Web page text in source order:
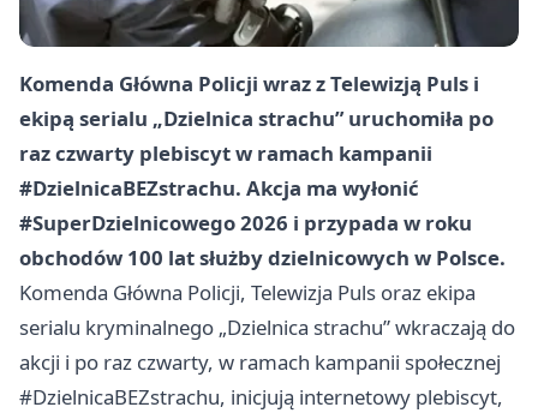
Komenda Główna Policji wraz z Telewizją Puls i
ekipą serialu „Dzielnica strachu” uruchomiła po
raz czwarty plebiscyt w ramach kampanii
#DzielnicaBEZstrachu. Akcja ma wyłonić
#SuperDzielnicowego 2026 i przypada w roku
obchodów 100 lat służby dzielnicowych w Polsce.
Komenda Główna Policji, Telewizja Puls oraz ekipa
serialu kryminalnego „Dzielnica strachu” wkraczają do
akcji i po raz czwarty, w ramach kampanii społecznej
#DzielnicaBEZstrachu, inicjują internetowy plebiscyt,